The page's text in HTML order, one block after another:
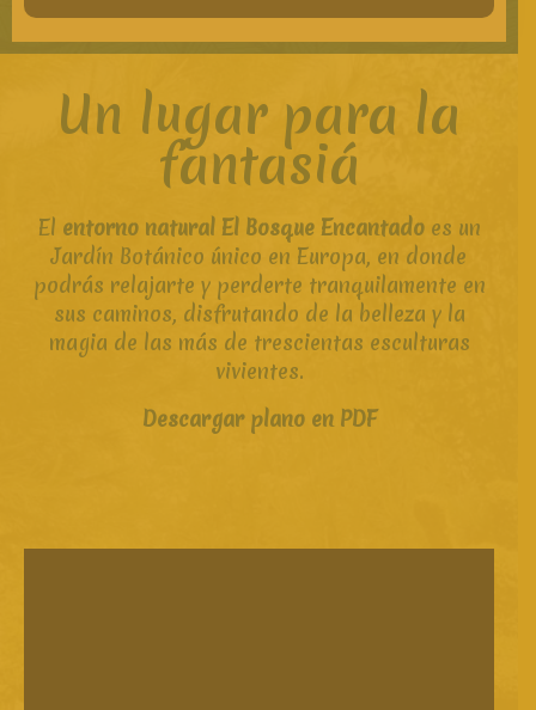
Un lugar para la
fantasiá
El entorno natural El Bosque Encantadoes un
Jardín Botánico único en Europa, en donde
podrás relajarte y perderte tranquilamente en
sus caminos, disfrutando de la belleza y la
magia de las más de trescientas esculturas
vivientes.
Descargar plano en PDF